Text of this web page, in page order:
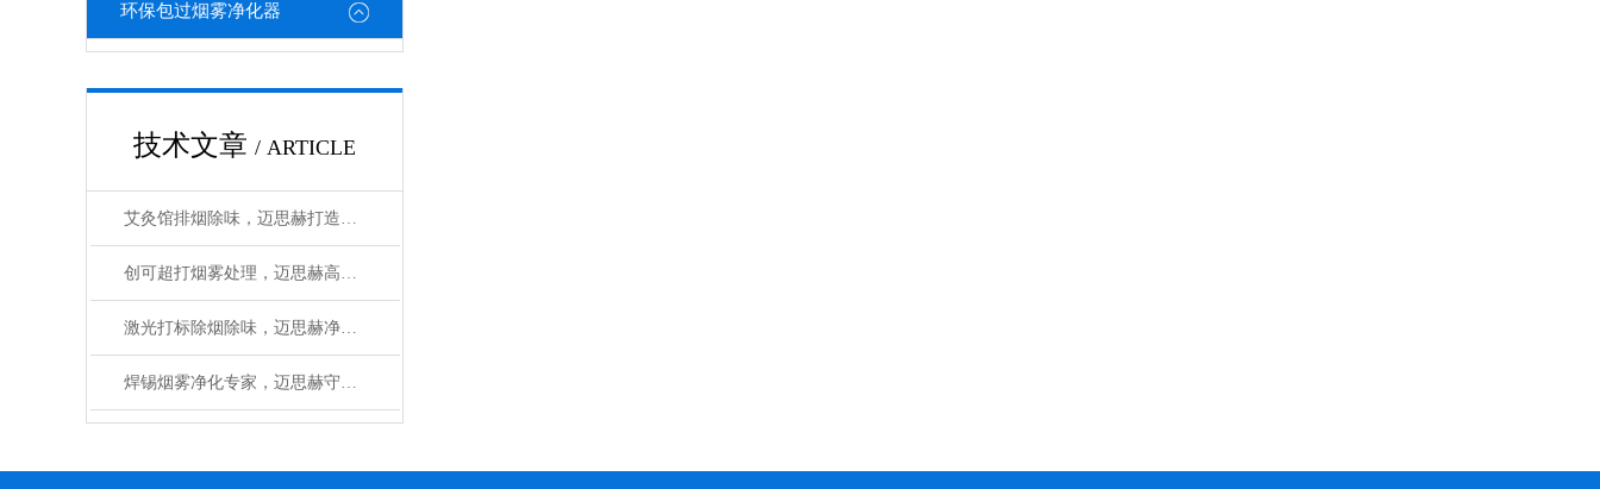
环保包过烟雾净化器
技术文章 / ARTICLE
艾灸馆排烟除味，迈思赫打造清新养生环境
创可超打烟雾处理，迈思赫高效环保净化
激光打标除烟除味，迈思赫净化一步到位
焊锡烟雾净化专家，迈思赫守护呼吸健康